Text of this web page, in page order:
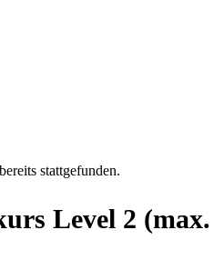
stattgefunden.
Level 2 (max.